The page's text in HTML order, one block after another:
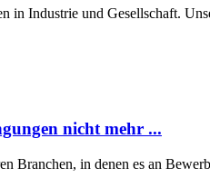
in Industrie und Gesellschaft.
nicht mehr ...
Branchen, in denen es an